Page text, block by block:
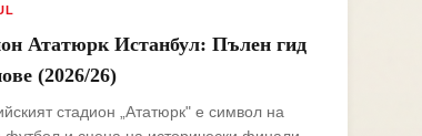
Ататюрк Истанбул: Пълен гид
(2026/26)
стадион „Ататюрк" е символ на